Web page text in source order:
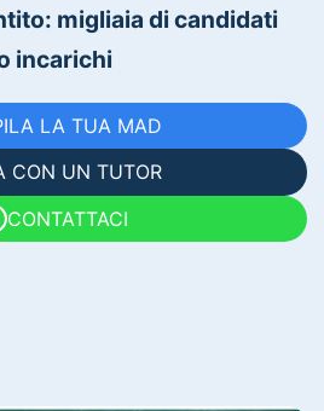
migliaia di candidati
incarichi
LA TUA MAD
CON UN TUTOR
CONTATTACI